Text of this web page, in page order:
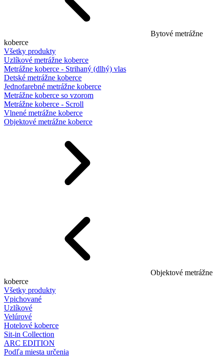
Bytové metrážne
koberce
Všetky produkty
Uzlíkové metrážne koberce
Metrážne koberce - Strihaný (dlhý) vlas
Detské metrážne koberce
Jednofarebné metrážne koberce
Metrážne koberce so vzorom
Metrážne koberce - Scroll
Vlnené metrážne koberce
Objektové metrážne koberce
Objektové metrážne
koberce
Všetky produkty
Vpichované
Uzlíkové
Velúrové
Hotelové koberce
Sit-in Collection
ARC EDITION
Podľa miesta určenia